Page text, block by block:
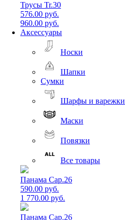
Трусы Tr.30
576.00 руб.
960.00 руб.
Аксессуары
Носки
Шапки
Сумки
Шарфы и варежки
Маски
Повязки
Все товары
Панама Cap.26
590.00 руб.
1 770.00 руб.
Панама Cap.26